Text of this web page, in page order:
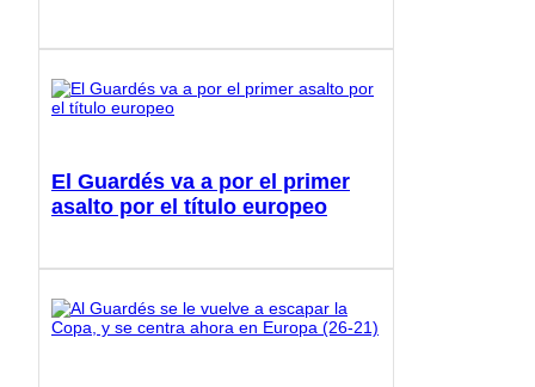
El Guardés va a por el primer
asalto por el título europeo